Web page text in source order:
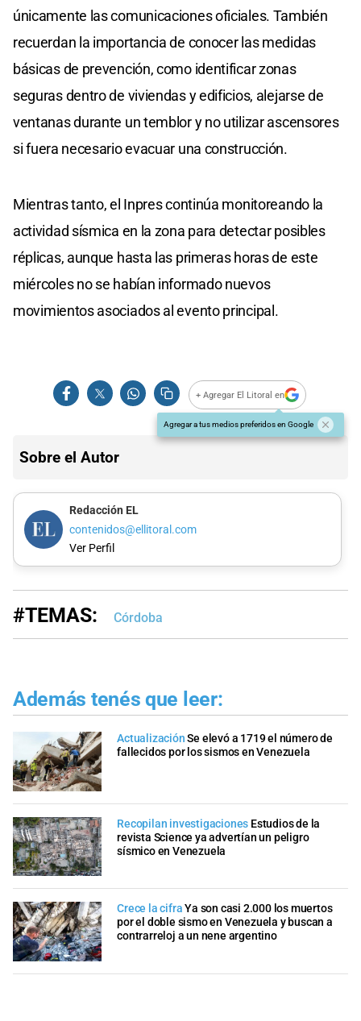
únicamente las comunicaciones oficiales. También
recuerdan la importancia de conocer las medidas
básicas de prevención, como identificar zonas
seguras dentro de viviendas y edificios, alejarse de
ventanas durante un temblor y no utilizar ascensores
si fuera necesario evacuar una construcción.
Mientras tanto, el Inpres continúa monitoreando la
actividad sísmica en la zona para detectar posibles
réplicas, aunque hasta las primeras horas de este
miércoles no se habían informado nuevos
movimientos asociados al evento principal.
+ Agregar El Litoral en
Agregar a tus medios preferidos en Google
Sobre el Autor
Redacción EL
contenidos@ellitoral.com
Ver Perfil
#TEMAS: Córdoba
Además tenés que leer:
Actualización Se elevó a 1719 el número de
fallecidos por los sismos en Venezuela
Recopilan investigaciones Estudios de la
revista Science ya advertían un peligro
sísmico en Venezuela
Crece la cifraYa son casi 2.000 los muertos
por el doble sismo en Venezuela y buscan a
contrarreloj a un nene argentino